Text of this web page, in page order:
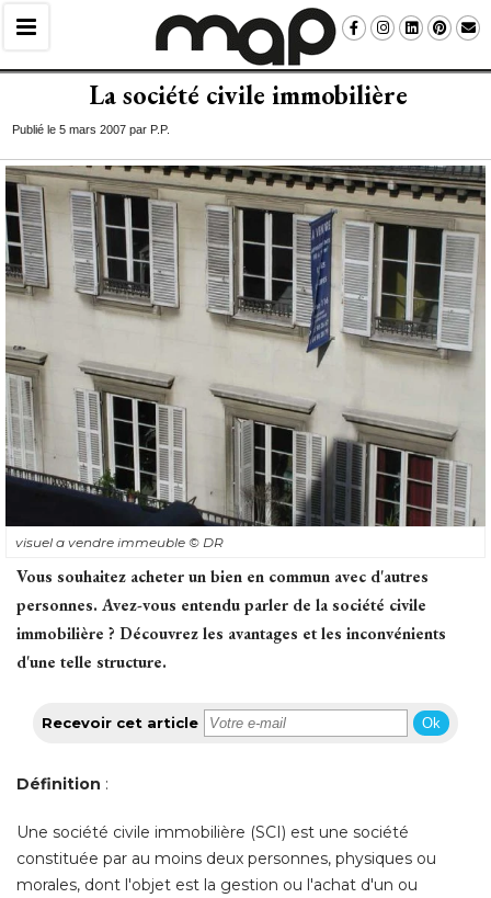
La société civile immobilière
Publié le 5 mars 2007 par P.P.
visuel a vendre immeuble © DR
Vous souhaitez acheter un bien en commun avec d'autres
personnes. Avez-vous entendu parler de la société civile
immobilière ? Découvrez les avantages et les inconvénients
d'une telle structure.
Recevoir cet article Ok
Définition :
Une société civile immobilière (SCI) est une société
constituée par au moins deux personnes, physiques ou
morales, dont l'objet est la gestion ou l'achat d'un ou